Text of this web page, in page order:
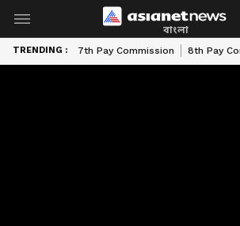
বাংলা
TRENDING : 7th Pay Commission 8th Pay